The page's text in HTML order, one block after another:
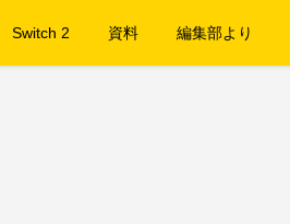
Switch 2 資料 編集部より